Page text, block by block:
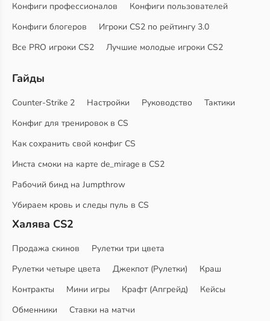
Конфиги профессионалов
Конфиги пользователей
Конфиги блогеров
Игроки CS2 по рейтингу 3.0
Все PRO игроки CS2
Лучшие молодые игроки CS2
Гайды
Counter-Strike 2 Настройки Руководство
Тактики
Конфиг для тренировок в CS
Как сохранить свой конфиг CS
Инста смоки на карте de_mirage в CS2
Рабочий бинд на Jumpthrow
Убираем кровь и следы пуль в CS
Халява CS2
Продажа скинов
Рулетки три цвета
Рулетки четыре цвета
Джекпот (Рулетки)
Краш
Контракты
Мини игры Крафт (Апгрейд)
Кейсы
Обменники
Ставки на матчи